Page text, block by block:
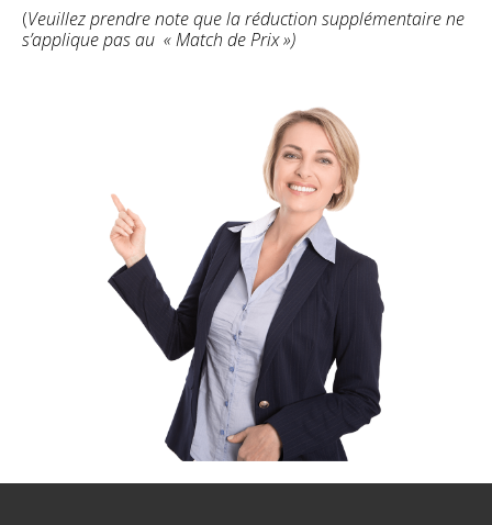
(Veuillez prendre note que la réduction supplémentaire ne
s’applique pas au « Match de Prix »)